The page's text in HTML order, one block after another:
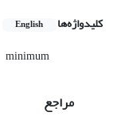
کلیدواژه‌ها English
minimum
مراجع